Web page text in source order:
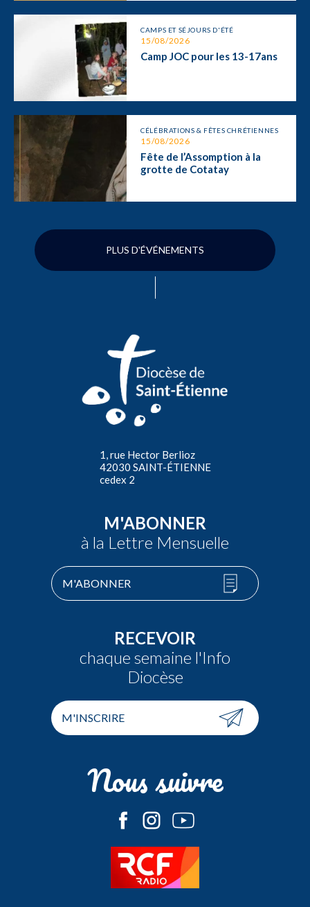
PLUS D'ÉVÉNEMENTS
CAMPS ET SÉJOURS D'ÉTÉ
15/08/2026
Camp JOC pour les 13-17ans
CÉLÉBRATIONS & FÊTES CHRÉTIENNES
15/08/2026
Fête de l’Assomption à la
grotte de Cotatay
1, rue Hector Berlioz
42030 SAINT-ÉTIENNE
cedex 2
M'ABONNER
à la Lettre Mensuelle
M'ABONNER
RECEVOIR
chaque semaine l'Info
Diocèse
M'INSCRIRE
Nous suivre